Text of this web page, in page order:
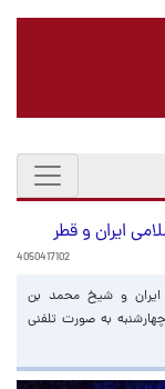
ایران و قطر
4050417102
ایران و شیخ محمد بن
به صورت تلفنی